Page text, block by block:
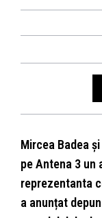
Mircea Badea
pe Antena 3 un
reprezentanta
a anunțat